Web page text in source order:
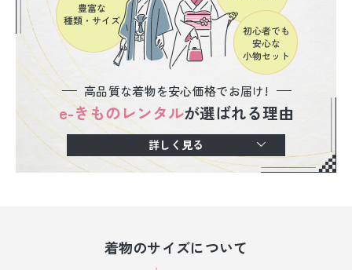
高品質な着物を安心価格でお届け!
e-きものレンタルが選ばれる理由
詳しく見る
着物のサイズについて